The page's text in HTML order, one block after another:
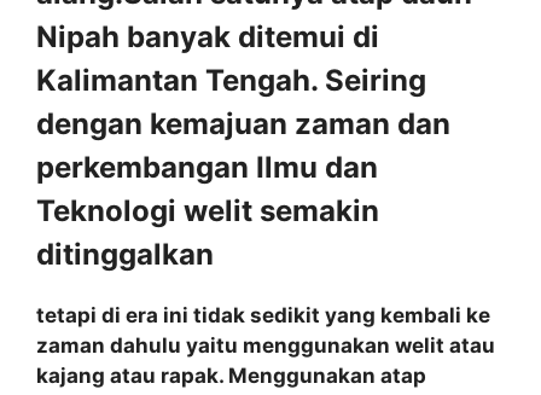
Nipah banyak ditemui di
Kalimantan Tengah. Seiring
dengan kemajuan zaman dan
perkembangan Ilmu dan
Teknologi welit semakin
ditinggalkan
tetapi di era ini tidak sedikit yang kembali ke
zaman dahulu yaitu menggunakan welit atau
kajang atau rapak. Menggunakan atap